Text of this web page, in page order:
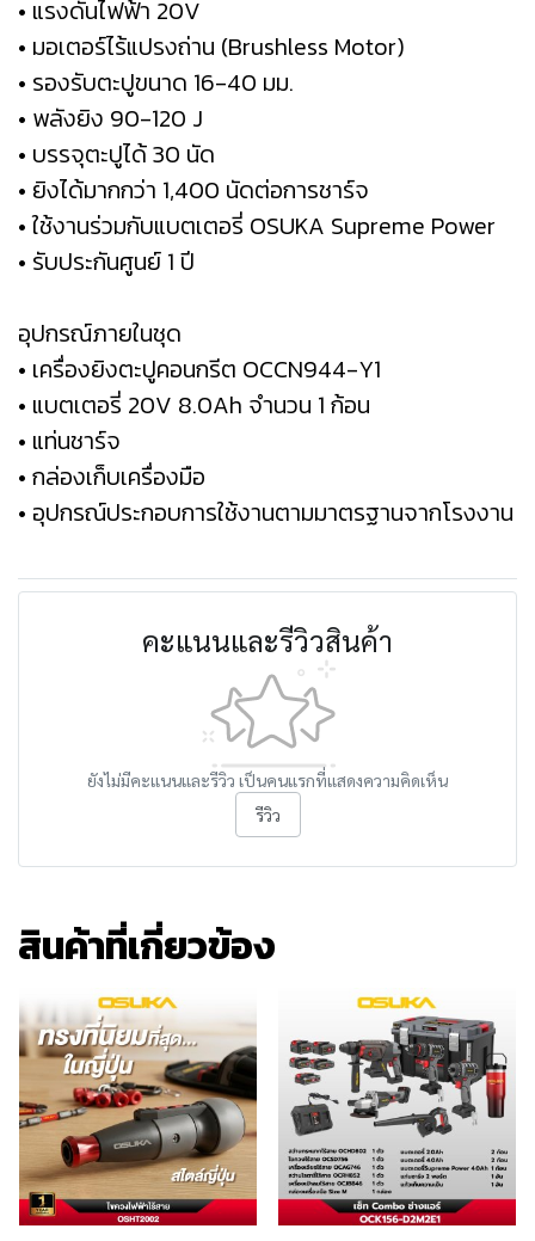
• แรงดันไฟฟ้า 20V
• มอเตอร์ไร้แปรงถ่าน (Brushless Motor)
• รองรับตะปูขนาด 16-40 มม.
• พลังยิง 90-120 J
• บรรจุตะปูได้ 30 นัด
• ยิงได้มากกว่า 1,400 นัดต่อการชาร์จ
• ใช้งานร่วมกับแบตเตอรี่ OSUKA Supreme Power
• รับประกันศูนย์ 1 ปี
อุปกรณ์ภายในชุด
• เครื่องยิงตะปูคอนกรีต OCCN944-Y1
• แบตเตอรี่ 20V 8.0Ah จำนวน 1 ก้อน
• แท่นชาร์จ
• กล่องเก็บเครื่องมือ
• อุปกรณ์ประกอบการใช้งานตามมาตรฐานจากโรงงาน
คะแนนและรีวิวสินค้า
ยังไม่มีคะแนนและรีวิว เป็นคนแรกที่แสดงความคิดเห็น
รีวิว
สินค้าที่เกี่ยวข้อง